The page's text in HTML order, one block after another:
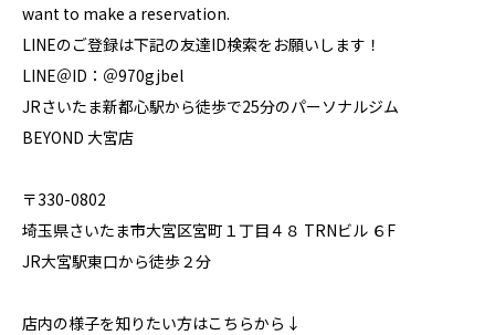
want to make a reservation.
LINEのご登録は下記の友達ID検索をお願いします！
LINE＠ID：＠970gjbel
JRさいたま新都心駅から徒歩で25分のパーソナルジム
BEYOND 大宮店
〒330-0802
埼玉県さいたま市大宮区宮町１丁目４８ TRNビル ６F
JR大宮駅東口から徒歩２分
店内の様子を知りたい方はこちらから↓